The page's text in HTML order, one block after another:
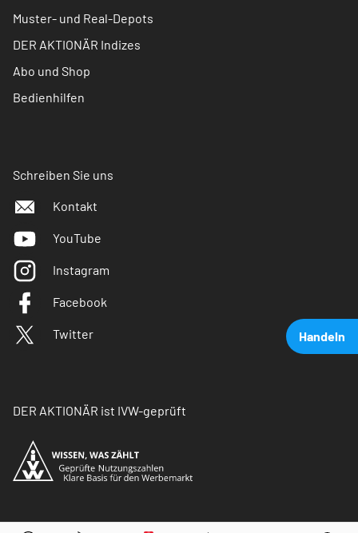
Handeln
Muster- und Real-Depots
DER AKTIONÄR Indizes
Abo und Shop
Bedienhilfen
Schreiben Sie uns
Kontakt
YouTube
Instagram
Facebook
Twitter
DER AKTIONÄR ist IVW-geprüft